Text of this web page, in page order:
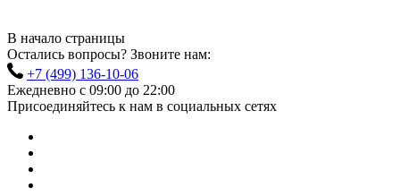
В начало страницы
Остались вопросы? Звоните нам:
+7 (499) 136-10-06
Ежедневно с 09:00 до 22:00
Присоединяйтесь к нам в социальных сетях